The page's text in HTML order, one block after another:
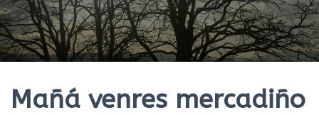
R
M
O
D
O
N
Mañá venres mercadiño